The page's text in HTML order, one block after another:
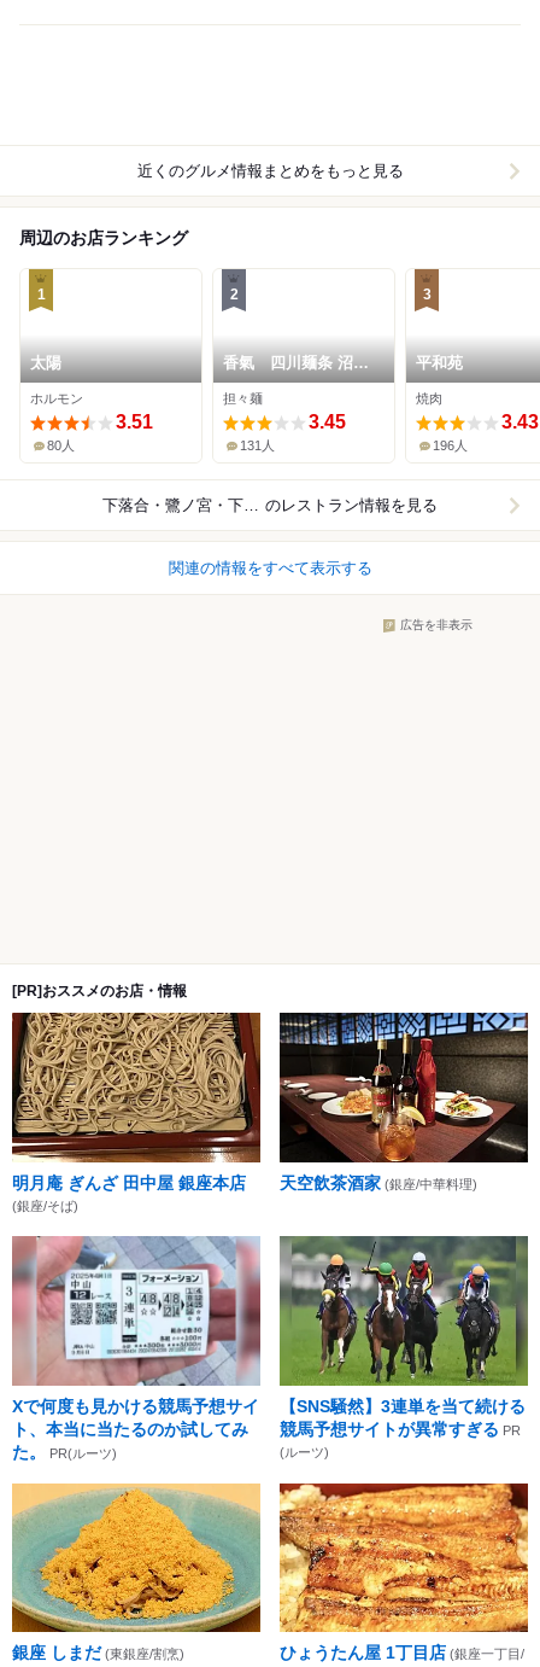
近くのグルメ情報まとめをもっと見る
周辺のお店ランキング
1
太陽
ホルモン
3.51
80人
2
香氣 四川麺条 沼袋
店
担々麺
3.45
131人
3
平和苑
焼肉
3.43
196人
下落合・鷺ノ宮・下井草 のレストラン情報を見る
関連の情報をすべて表示する
広告を非表示
[PR]おススメのお店・情報
明月庵 ぎんざ 田中屋 銀座本店
(銀座/そば)
天空飲茶酒家 (銀座/中華料理)
Xで何度も見かける競馬予想サイ
ト、本当に当たるのか試してみ
た。
PR(ルーツ)
【SNS騒然】3連単を当て続ける
競馬予想サイトが異常すぎる PR
(ルーツ)
銀座 しまだ (東銀座/割烹) ひょうたん屋 1丁目店 (銀座一丁目/